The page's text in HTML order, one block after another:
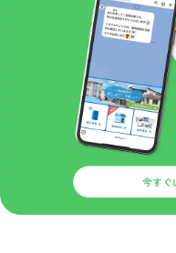
安全管理措置
取得した個人情報について
管理のために必要かつ適切
した個人情報を取り扱う従
対して、必要かつ適切な監
プライバシーポリシー
当サイトにおけるプライバ
人情報保護の観点から関係